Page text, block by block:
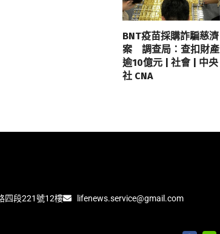
BNT疫苗採購詐騙慈濟
案 調查局：查扣財產
逾10億元 | 社會 | 中央
社 CNA
四段221號12樓 lifenews.service@gmail.com